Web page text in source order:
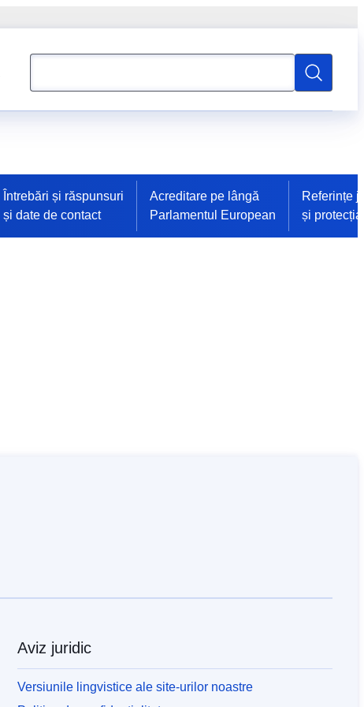
Căutați
Întrebări și răspunsuri
și date de contact
Acreditare pe lângă
Parlamentul European
Referințe
și
Aviz juridic
Versiunile lingvistice ale site-urilor noastre